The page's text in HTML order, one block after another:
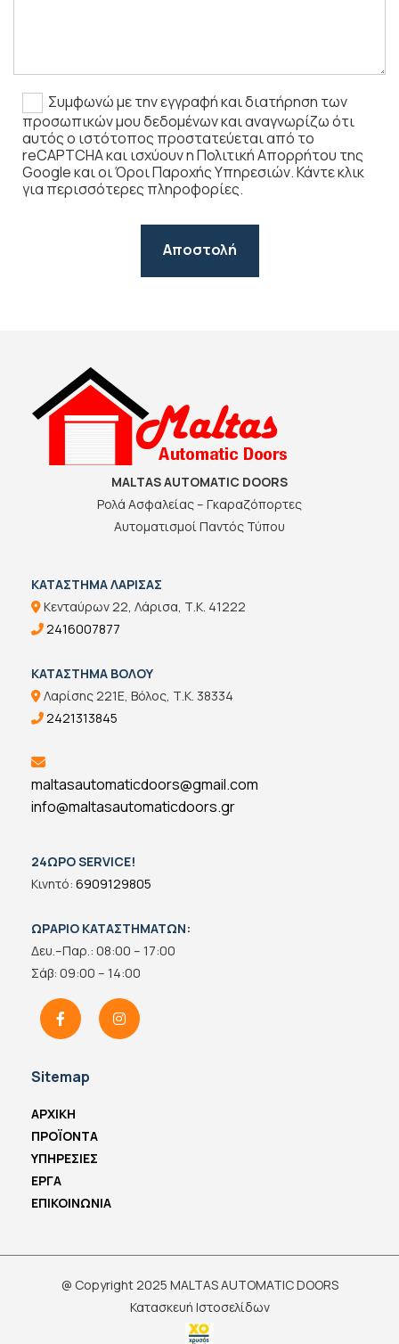
Συμφωνώ με την εγγραφή και διατήρηση των
προσωπικών μου δεδομένων και αναγνωρίζω ότι
αυτός ο ιστότοπος προστατεύεται από το
reCAPTCHA και ισχύουν η Πολιτική Απορρήτου της
Google και οι Όροι Παροχής Υπηρεσιών. Κάντε κλικ
για περισσότερες πληροφορίες.
MALTAS AUTOMATIC DOORS
Ρολά Ασφαλείας – Γκαραζόπορτες
Αυτοματισμοί Παντός Τύπου
ΚΑΤΑΣΤΗΜΑ ΛΑΡΙΣΑΣ
 Κενταύρων 22, Λάρισα, Τ.Κ. 41222
 2416007877
ΚΑΤΑΣΤΗΜΑ ΒΟΛΟΥ
 Λαρίσης 221Ε, Βόλος, Τ.Κ. 38334
 2421313845

maltasautomaticdoors@gmail.com
info@maltasautomaticdoors.gr
24ΩΡΟ SERVICE!
Κινητό: 6909129805
ΩΡΑΡΙΟ ΚΑΤΑΣΤΗΜΑΤΩΝ:
Δευ.–Παρ.: 08:00 – 17:00
Σάβ: 09:00 – 14:00
Sitemap
ΑΡΧΙΚΗ
ΠΡΟΪΟΝΤΑ
ΥΠΗΡΕΣΙΕΣ
ΕΡΓΑ
ΕΠΙΚΟΙΝΩΝΙΑ
@ Copyright 2025 MALTAS AUTOMATIC DOORS
Κατασκευή Ιστοσελίδων